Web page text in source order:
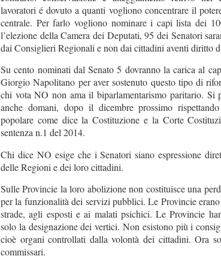
lavoratori é dovuto a quanti vogliono concentrare il
centrale. Per farlo vogliono nominare i capi lista dei
l’elezione della Camera dei Deputati, 95 dei Senatori
dai Consiglieri Regionali e non dai cittadini aventi diritto
Su cento nominati dal Senato 5 dovranno la carica al
Giorgio Napolitano per aver sostenuto questo tipo di
chi vota NO non ama il biparlamentarismo paritario. Si
anche domani, dopo il dicembre prossimo
popolare come dice la Costituzione e la Corte
sentenza n.1 del 2014.
Chi dice NO esige che i Senatori siano espressione
delle Regioni e dei loro cittadini.
Sulle Provincie la loro abolizione non costituisce una
per la funzionalità dei servizi pubblici. Le Provincie
strade, agli esposti e ai malati psichici. Le Provincie
solo la designazione dei vertici. Non esistono più i
cioè organi controllati dalla volontà dei cittadini. Ora
commissari.